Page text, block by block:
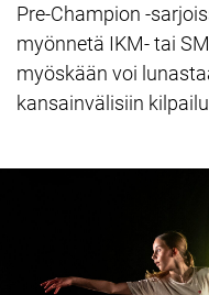
Pre-Champion -
myönnetä IKM- tai
myöskään voi
kansainvälisiin